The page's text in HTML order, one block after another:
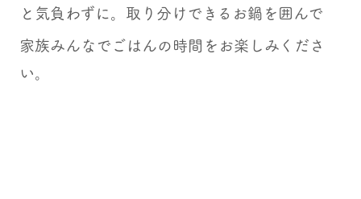
と気負わずに。取り分けできるお鍋を囲んで
家族みんなでごはんの時間をお楽しみくださ
い。